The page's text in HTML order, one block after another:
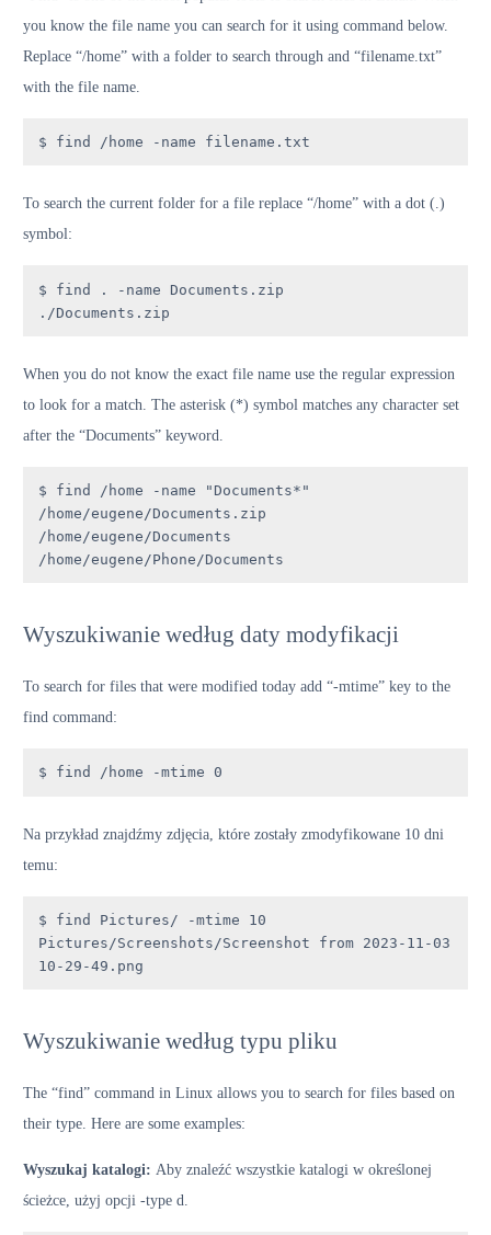
you know the file name you can search for it using command below.
Replace “/home” with a folder to search through and “filename.txt”
with the file name.
$ find /home -name filename.txt
To search the current folder for a file replace “/home” with a dot (.)
symbol:
$ find . -name Documents.zip
./Documents.zip
When you do not know the exact file name use the regular expression
to look for a match. The asterisk (*) symbol matches any character set
after the “Documents” keyword.
$ find /home -name "Documents*"
/home/eugene/Documents.zip
/home/eugene/Documents
/home/eugene/Phone/Documents
Wyszukiwanie według daty modyfikacji
To search for files that were modified today add “-mtime” key to the
find command:
$ find /home -mtime 0
Na przykład znajdźmy zdjęcia, które zostały zmodyfikowane 10 dni
temu:
$ find Pictures/ -mtime 10
Pictures/Screenshots/Screenshot from 2023-11-03
10-29-49.png
Wyszukiwanie według typu pliku
The “find” command in Linux allows you to search for files based on
their type. Here are some examples:
Wyszukaj katalogi: Aby znaleźć wszystkie katalogi w określonej
ścieżce, użyj opcji -type d.